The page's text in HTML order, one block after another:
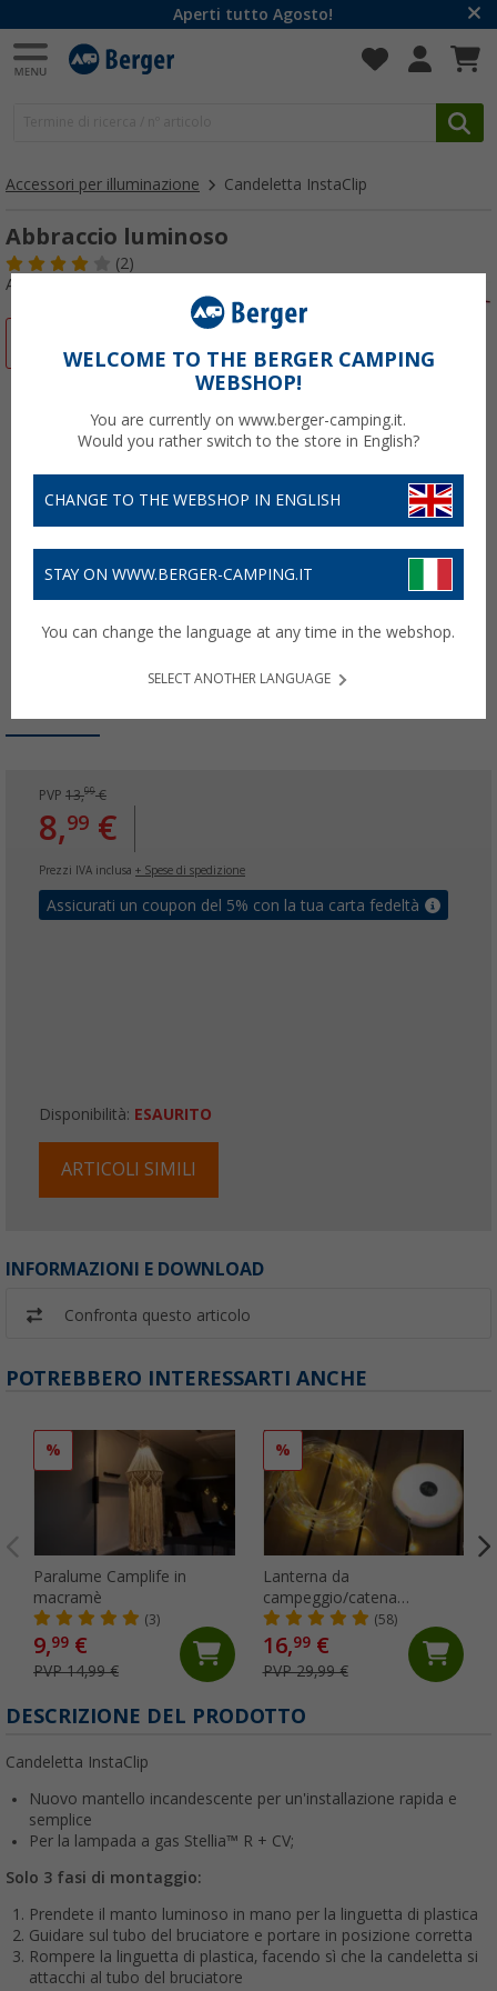
Aperti tutto Agosto!
Accessori per illuminazione Candeletta InstaClip
Abbraccio luminoso
(2)
Articolo n: 439710
PVP 13,99€
8,99 €
Prezzi IVA inclusa + Spese di spedizione
Assicurati un coupon del 5% con la tua carta fedeltà
Disponibilità: ESAURITO
ARTICOLI SIMILI
INFORMAZIONI E DOWNLOAD
Confronta questo articolo
POTREBBERO INTERESSARTI ANCHE
%
Paralume Camplife in
macramè
(3)
9,99 €
PVP 14,99 €
%
Lanterna da
campeggio/catena
luminosa Berger 2 in 1
(58)
16,99€
PVP 29,99 €
DESCRIZIONE DEL PRODOTTO
Candeletta InstaClip
Nuovo mantello incandescente per un'installazione rapida e
semplice
Per la lampada a gas Stellia™ R + CV;
Solo 3 fasi di montaggio:
Prendete il manto luminoso in mano per la linguetta di plastica
Guidare sul tubo del bruciatore e portare in posizione corretta
Rompere la linguetta di plastica, facendo sì che la candeletta si
attacchi al tubo del bruciatore
WELCOME TO THE BERGER CAMPING
WEBSHOP!
You are currently on www.berger-camping.it.
Would you rather switch to the store in English?
CHANGE TO THE WEBSHOP IN ENGLISH
STAY ON WWW.BERGER-CAMPING.IT
You can change the language at any time in the webshop.
SELECT ANOTHER LANGUAGE